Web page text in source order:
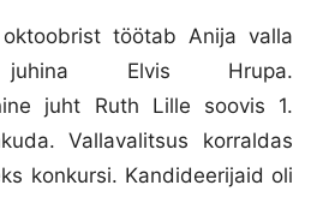
töötab Anija valla
juhina Elvis Hrupa.
juht Ruth Lille soovis 1.
Vallavalitsus korraldas
konkursi. Kandideerijaid oli